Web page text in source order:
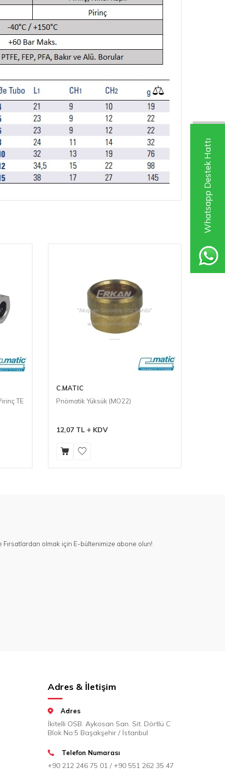
Whatsapp Destek Hattı
TE
C.MATIC
Pnömatik Yüksük (MO22)
12,07 TL KDV
olmak için E-bültenimize abone olun!
Adres & İletişim
Adres
İkitelli OSB. Aykosan San. Sit. Dörtlü C
Blok No:5 Başakşehir / İstanbul
Telefon Numarası
+90 212 246 75 01 / +90 551 262 35 47